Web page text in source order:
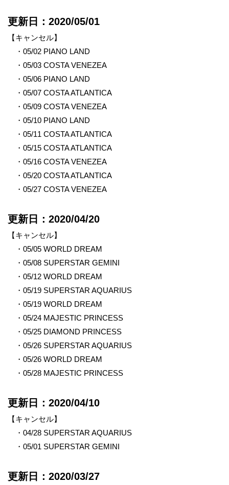
更新日：2020/05/01
【キャンセル】
・05/02 PIANO LAND
・05/03 COSTA VENEZEA
・05/06 PIANO LAND
・05/07 COSTA ATLANTICA
・05/09 COSTA VENEZEA
・05/10 PIANO LAND
・05/11 COSTA ATLANTICA
・05/15 COSTA ATLANTICA
・05/16 COSTA VENEZEA
・05/20 COSTA ATLANTICA
・05/27 COSTA VENEZEA
更新日：2020/04/20
【キャンセル】
・05/05 WORLD DREAM
・05/08 SUPERSTAR GEMINI
・05/12 WORLD DREAM
・05/19 SUPERSTAR AQUARIUS
・05/19 WORLD DREAM
・05/24 MAJESTIC PRINCESS
・05/25 DIAMOND PRINCESS
・05/26 SUPERSTAR AQUARIUS
・05/26 WORLD DREAM
・05/28 MAJESTIC PRINCESS
更新日：2020/04/10
【キャンセル】
・04/28 SUPERSTAR AQUARIUS
・05/01 SUPERSTAR GEMINI
更新日：2020/03/27